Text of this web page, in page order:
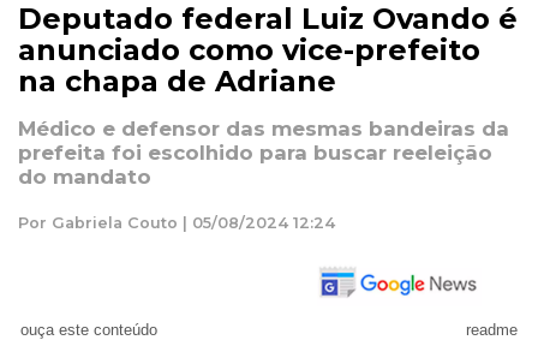
Deputado federal Luiz Ovando é
anunciado como vice-prefeito
na chapa de Adriane
Médico e defensor das mesmas bandeiras da
prefeita foi escolhido para buscar reeleição
do mandato
Por Gabriela Couto | 05/08/2024 12:24
ouça este conteúdo readme